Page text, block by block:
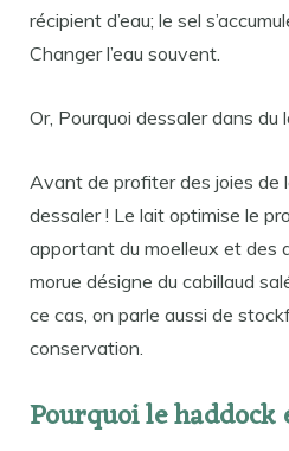
récipient d’eau; le sel
Changer l’eau souvent.
Or, Pourquoi dessaler dans du
Avant de profiter des joies de
dessaler ! Le lait optimise le
apportant du moelleux et des
morue désigne du cabillaud
ce cas, on parle aussi de
conservation.
Pourquoi le haddock